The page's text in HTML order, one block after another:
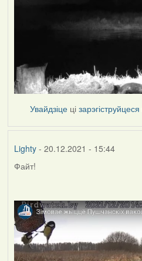
Увайдзіце цізарэгіструйцеся
Lighty- 20.12.2021 - 15:44
Файт!